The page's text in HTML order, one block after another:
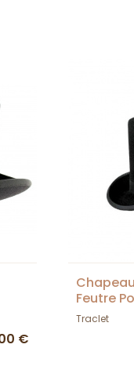
€
Feutre
Traclet